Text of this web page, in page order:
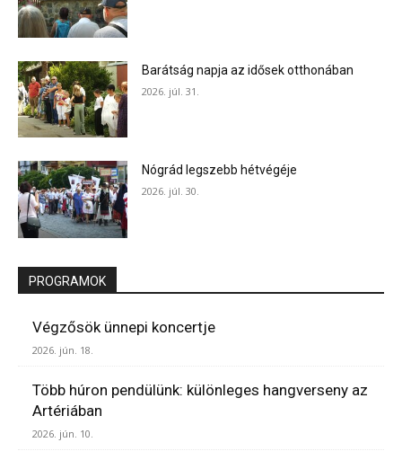
Barátság napja az idősek otthonában
2026. júl. 31.
Nógrád legszebb hétvégéje
2026. júl. 30.
PROGRAMOK
Végzősök ünnepi koncertje
2026. jún. 18.
Több húron pendülünk: különleges hangverseny az
Artériában
2026. jún. 10.